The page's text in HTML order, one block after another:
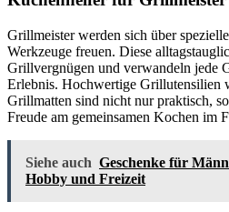
Grillmeister werden sich über
Werkzeuge freuen. Diese
Grillvergnügen und verwandeln jede
Erlebnis. Hochwertige Grillutensilien
Grillmatten sind nicht nur praktisch,
Freude am gemeinsamen Kochen im
Siehe auch Geschenke für
Hobby und Freizeit